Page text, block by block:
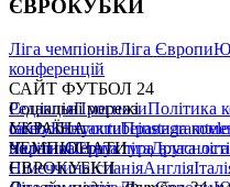
ЄВРОКУБКИ
Ліга чемпіонівЛіга Європи
конференцій
САЙТ ФУТБОЛ 24
РедакціяПрогнозиПолітика
сайтуКонтактиПравила
політикаСтруктура власності
Соціальні мережі
facebookxyoutubeinstagram
УКРАЇНА
УкраїнаПерша лігаДруга ліга
ЧЕМПІОНАТИ
НімеччинаІспаніяАнглія
ЄВРОКУБКИ